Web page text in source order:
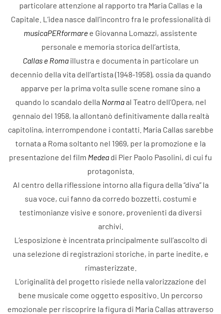
particolare attenzione al rapporto tra Maria Callas e la
Capitale. L’idea nasce dall’incontro fra le professionalità di
musicaPERformare e Giovanna Lomazzi, assistente
personale e memoria storica dell’artista.
Callas e Roma illustra e documenta in particolare un
decennio della vita dell’artista (1948-1958), ossia da quando
apparve per la prima volta sulle scene romane sino a
quando lo scandalo della Normaal Teatro dell’Opera, nel
gennaio del 1958, la allontanò definitivamente dalla realtà
capitolina, interrompendone i contatti. Maria Callas sarebbe
tornata a Roma soltanto nel 1969, per la promozione e la
presentazione del film Medea di Pier Paolo Pasolini, di cui fu
protagonista.
Al centro della riflessione intorno alla figura della “diva” la
sua voce, cui fanno da corredo bozzetti, costumi e
testimonianze visive e sonore, provenienti da diversi
archivi.
L’esposizione è incentrata principalmente sull’ascolto di
una selezione di registrazioni storiche, in parte inedite, e
rimasterizzate.
L’originalità del progetto risiede nella valorizzazione del
bene musicale come oggetto espositivo. Un percorso
emozionale per riscoprire la figura di Maria Callas attraverso